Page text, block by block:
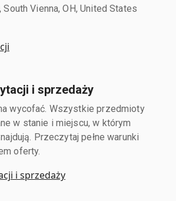
South Vienna, OH, United States
i sprzedaży
wycofać. Wszystkie przedmioty
w stanie i miejscu, w którym
Przeczytaj pełne warunki
oferty.
i sprzedaży